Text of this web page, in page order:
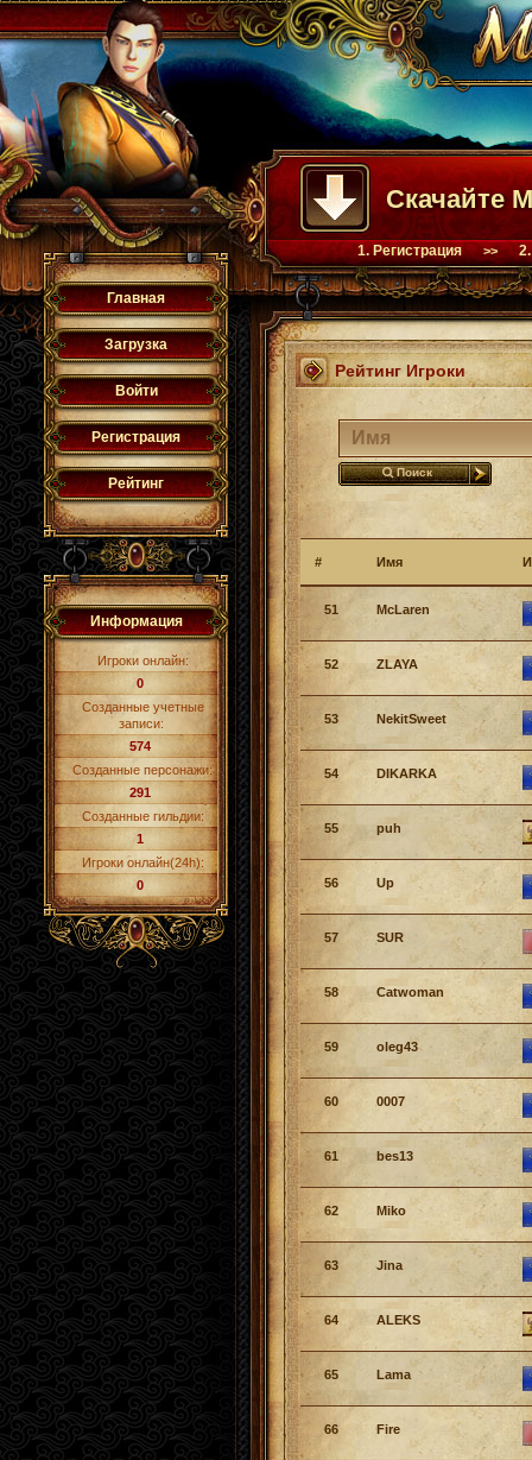
Скачайте
1. Регистрация >>
Главная
Загрузка
Войти
Регистрация
Рейтинг
Информация
Игроки онлайн:
0
Созданные учетные
записи:
574
Созданные персонажи:
291
Созданные гильдии:
1
Игроки онлайн(24h):
0
Рейтинг Игроки
Поиск
# Имя
51 McLaren
52 ZLAYA
53 NekitSweet
54 DIKARKA
55 puh
56 Up
57 SUR
58 Catwoman
59 oleg43
60 0007
61 bes13
62 Miko
63 Jina
64 ALEKS
65 Lama
66 Fire